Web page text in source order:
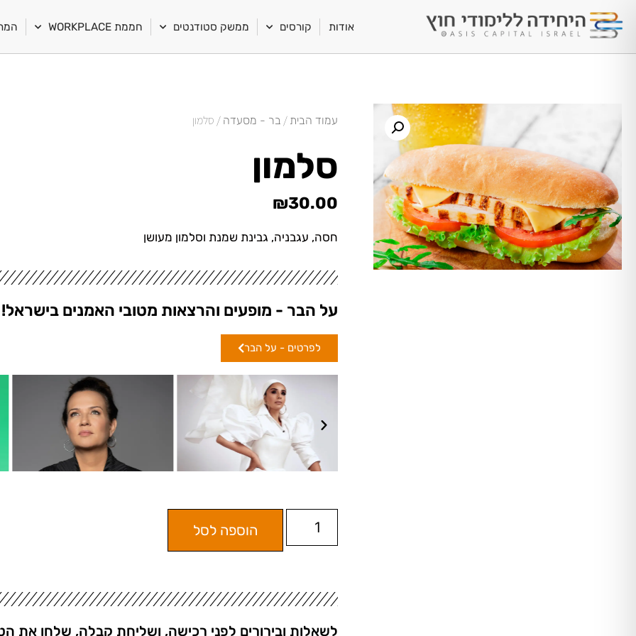
אודות קורסים ממשק סטודנטים חממת WORKPLACE
עמוד הבית / בר - מסעדה / סלמון
סלמון
₪30.00
חסה, עגבניה, גבינת שמנת וסלמון מעושן
על הבר - מופעים והרצאות מטובי האמנים בישראל!
לפרטים - על הבר
הוספה לסל
לשאלות ובירורים לפני רכישה, ושליחת קבלה, שלחו את